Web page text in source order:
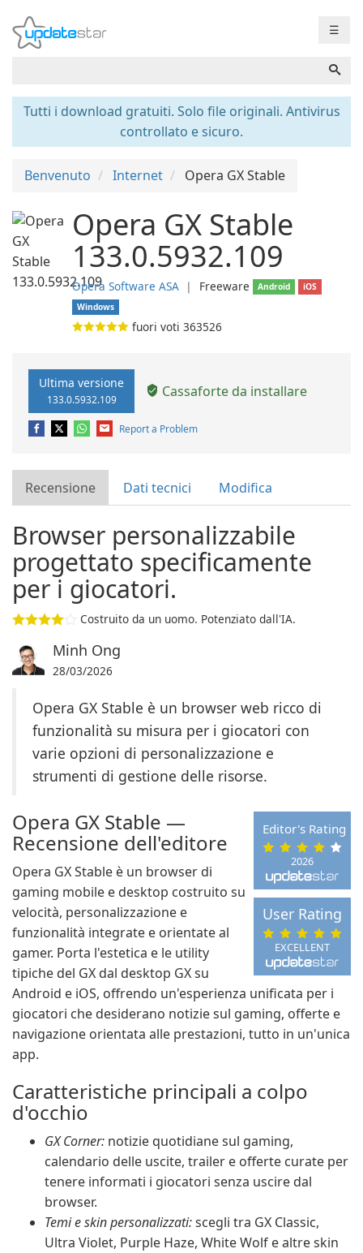
☰
Tutti i download gratuiti. Solo file originali. Antivirus
controllato e sicuro.
Benvenuto Internet Opera GX Stable
Opera GX Stable
133.0.5932.109
Opera Software ASA ❘ Freeware Android
iOS
Windows
fuori voti 363526
Ultima versione
133.0.5932.109 Cassaforte da installare
Report a Problem
Recensione Dati tecnici Modifica
Browser personalizzabile
progettato specificamente
per i giocatori.
Costruito da un uomo. Potenziato dall'IA.
Minh Ong
28/03/2026
Opera GX Stable è un browser web ricco di
funzionalità su misura per i giocatori con
varie opzioni di personalizzazione e
strumenti di gestione delle risorse.
2026
Editor's Rating
EXCELLENT
User Rating
Opera GX Stable —
Recensione dell'editore
Opera GX Stable è un browser di
gaming mobile e desktop costruito su
velocità, personalizzazione e
funzionalità integrate e orientate al
gamer. Porta l'estetica e le utility
tipiche del GX dal desktop GX su
Android e iOS, offrendo un'esperienza unificata per i
giocatori che desiderano notizie sul gaming, offerte e
navigazione orientata alle prestazioni, tutto in un'unica
app.
Caratteristiche principali a colpo
d'occhio
GX Corner: notizie quotidiane sul gaming,
calendario delle uscite, trailer e offerte curate per
tenere informati i giocatori senza uscire dal
browser.
Temi e skin personalizzati:scegli tra GX Classic,
Ultra Violet, Purple Haze, White Wolf e altre skin